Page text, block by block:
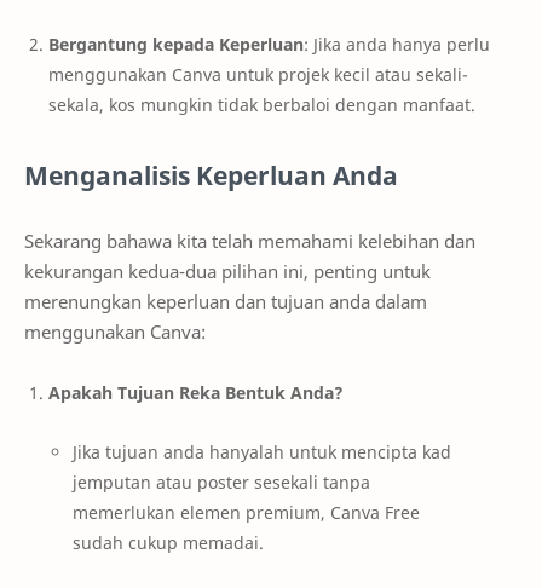
Bergantung kepada Keperluan: Jika anda hanya perlu
menggunakan Canva untuk projek kecil atau sekali-
sekala, kos mungkin tidak berbaloi dengan manfaat.
Menganalisis Keperluan Anda
Sekarang bahawa kita telah memahami kelebihan dan
kekurangan kedua-dua pilihan ini, penting untuk
merenungkan keperluan dan tujuan anda dalam
menggunakan Canva:
Apakah Tujuan Reka Bentuk Anda?
Jika tujuan anda hanyalah untuk mencipta kad
jemputan atau poster sesekali tanpa
memerlukan elemen premium, Canva Free
sudah cukup memadai.